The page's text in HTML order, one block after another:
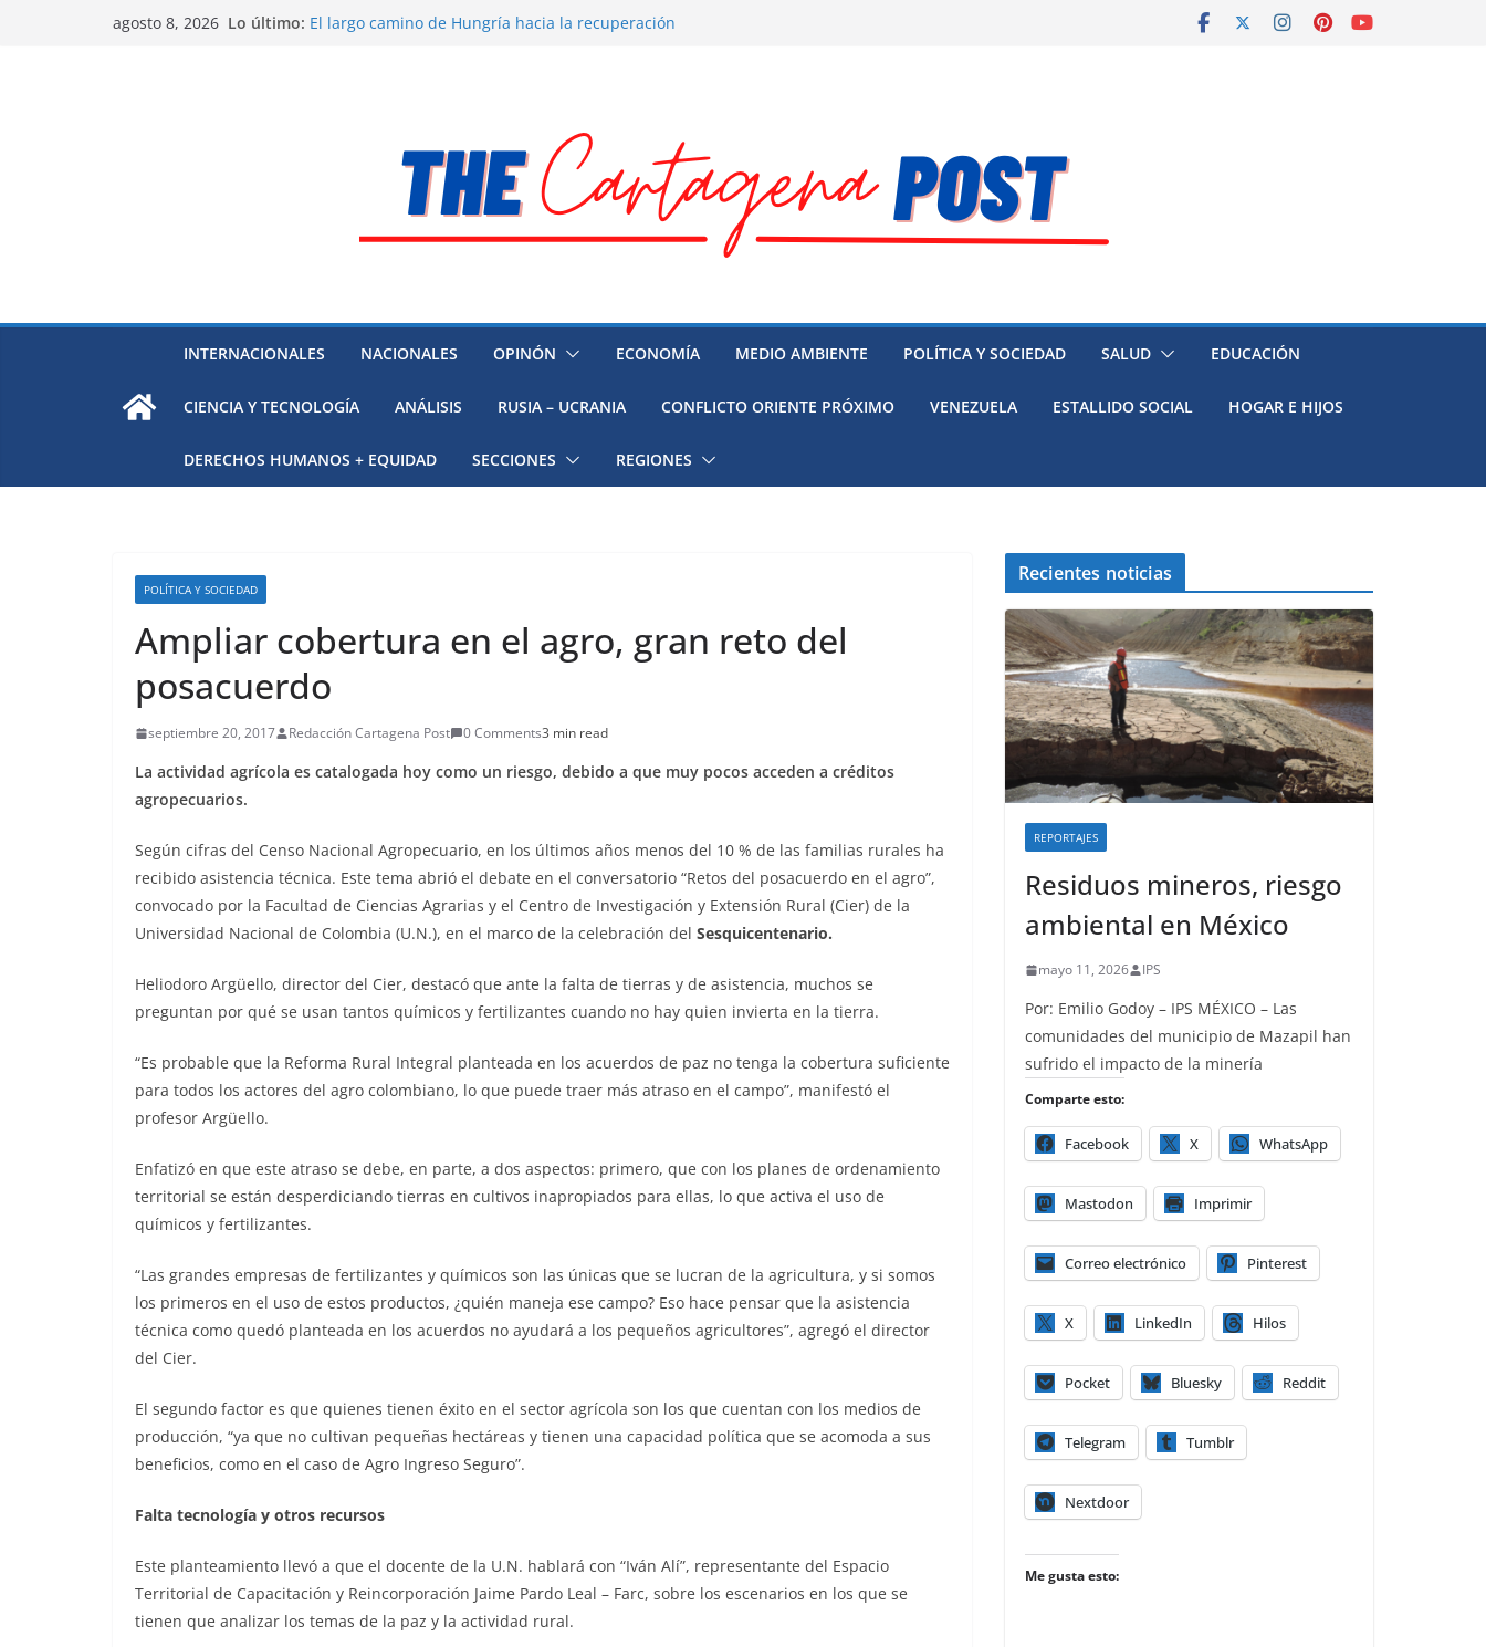
agosto 8, 2026 Lo último: El largo camino de Hungría hacia la recuperación
El océano Pacífico bajo presión y su región finalmente
respaldada con pruebas
INTERNACIONALES NACIONALES OPINÓN ECONOMÍA MEDIO AMBIENTE POLÍTICA Y SOCIEDAD SALUD EDUCACIÓN
CIENCIA Y TECNOLOGÍA ANÁLISIS RUSIA – UCRANIA CONFLICTO ORIENTE PRÓXIMO VENEZUELA ESTALLIDO SOCIAL HOGAR E HIJOS
DERECHOS HUMANOS + EQUIDAD SECCIONES REGIONES
POLÍTICA Y SOCIEDAD
Ampliar cobertura en el agro, gran reto del
posacuerdo
septiembre 20, 2017 Redacción Cartagena Post 0 Comments3 min read
La actividad agrícola es catalogada hoy como un riesgo, debido a que muy pocos acceden a créditos
agropecuarios.
Según cifras del Censo Nacional Agropecuario, en los últimos años menos del 10 % de las familias rurales ha
recibido asistencia técnica. Este tema abrió el debate en el conversatorio “Retos del posacuerdo en el agro”,
convocado por la Facultad de Ciencias Agrarias y el Centro de Investigación y Extensión Rural (Cier) de la
Universidad Nacional de Colombia (U.N.), en el marco de la celebración del Sesquicentenario.
Heliodoro Argüello, director del Cier, destacó que ante la falta de tierras y de asistencia, muchos se
preguntan por qué se usan tantos químicos y fertilizantes cuando no hay quien invierta en la tierra.
“Es probable que la Reforma Rural Integral planteada en los acuerdos de paz no tenga la cobertura suficiente
para todos los actores del agro colombiano, lo que puede traer más atraso en el campo”, manifestó el
profesor Argüello.
Enfatizó en que este atraso se debe, en parte, a dos aspectos: primero, que con los planes de ordenamiento
territorial se están desperdiciando tierras en cultivos inapropiados para ellas, lo que activa el uso de
químicos y fertilizantes.
“Las grandes empresas de fertilizantes y químicos son las únicas que se lucran de la agricultura, y si somos
los primeros en el uso de estos productos, ¿quién maneja ese campo? Eso hace pensar que la asistencia
técnica como quedó planteada en los acuerdos no ayudará a los pequeños agricultores”, agregó el director
del Cier.
El segundo factor es que quienes tienen éxito en el sector agrícola son los que cuentan con los medios de
producción, “ya que no cultivan pequeñas hectáreas y tienen una capacidad política que se acomoda a sus
beneficios, como en el caso de Agro Ingreso Seguro”.
Falta tecnología y otros recursos
Este planteamiento llevó a que el docente de la U.N. hablará con “Iván Alí”, representante del Espacio
Territorial de Capacitación y Reincorporación Jaime Pardo Leal – Farc, sobre los escenarios en los que se
tienen que analizar los temas de la paz y la actividad rural.
Recientes noticias
REPORTAJES
Residuos mineros, riesgo
ambiental en México
mayo 11, 2026 IPS
Por: Emilio Godoy – IPS MÉXICO – Las
comunidades del municipio de Mazapil han
sufrido el impacto de la minería
Comparte esto:
Facebook X WhatsApp
Mastodon Imprimir
Correo electrónico Pinterest
X LinkedIn Hilos
Pocket Bluesky Reddit
Telegram Tumblr
Nextdoor
Me gusta esto: